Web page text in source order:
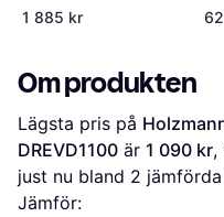
1 885 kr
Om produkten
Lägsta pris på
DREVD1100 är 1 090 kr,
just nu bland 2
Jämför: